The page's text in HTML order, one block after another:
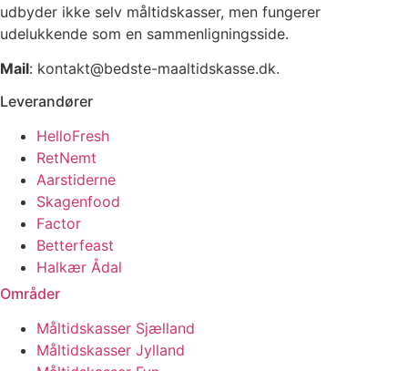
udbyder ikke selv måltidskasser, men fungerer
udelukkende som en sammenligningsside.
Mail: kontakt@bedste-maaltidskasse.dk.
Leverandører
HelloFresh
RetNemt
Aarstiderne
Skagenfood
Factor
Betterfeast
Halkær Ådal
Områder
Måltidskasser Sjælland
Måltidskasser Jylland